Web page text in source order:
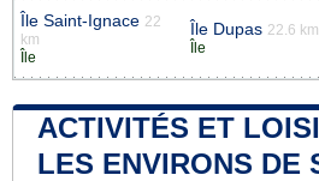
Île Saint-Ignace 22
km
Île
Île Dupas 22.6 km
Île
ACTIVITÉS ET
LES ENVIRONS DE